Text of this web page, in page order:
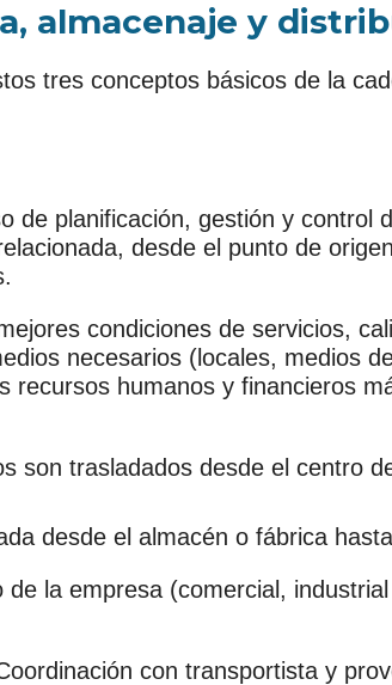
almacenaje y
tres conceptos básicos de la
de planificación, gestión y control
desde el punto de
condiciones de servicios,
necesarios (locales, medios
recursos humanos y financieros
son trasladados desde el centro
desde el almacén o fábrica
la empresa (comercial,
con transportista y